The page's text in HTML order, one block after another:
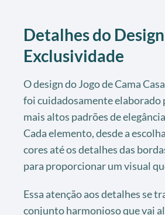
Detalhes do
Exclusividade
O design do Jogo de Cama
foi cuidadosamente elaborado
mais altos padrões de
Cada elemento, desde a
cores até os detalhes das
para proporcionar um visual
Essa atenção aos detalhes se
conjunto harmonioso que vai